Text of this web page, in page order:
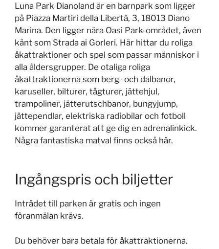
Luna Park Dianoland är en barnpark som ligger
på Piazza Martiri della Libertà, 3, 18013 Diano
Marina. Den ligger nära Oasi Park-området, även
känt som Strada ai Gorleri. Här hittar du roliga
åkattraktioner och spel som passar människor i
alla åldersgrupper. De otaliga roliga
åkattraktionerna som berg- och dalbanor,
karuseller, bilturer, tågturer, jättehjul,
trampoliner, jätterutschbanor, bungyjump,
jättependlar, elektriska radiobilar och fotboll
kommer garanterat att ge dig en adrenalinkick.
Några fantastiska matval finns också här.
Ingångspris och biljetter
Inträdet till parken är gratis och ingen
föranmälan krävs.
Du behöver bara betala för åkattraktionerna.